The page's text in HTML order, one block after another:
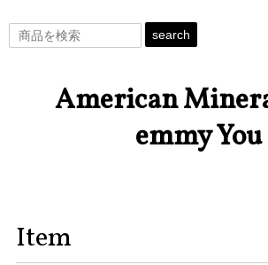
search
American
emmy You
Item